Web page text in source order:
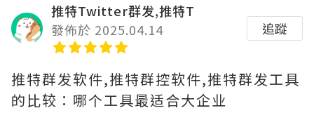
推特Twitter群发,推特T
發佈於 2025.04.14
追蹤
推特群发软件,推特群控软件,推特群发工具
的比较：哪个工具最适合大企业